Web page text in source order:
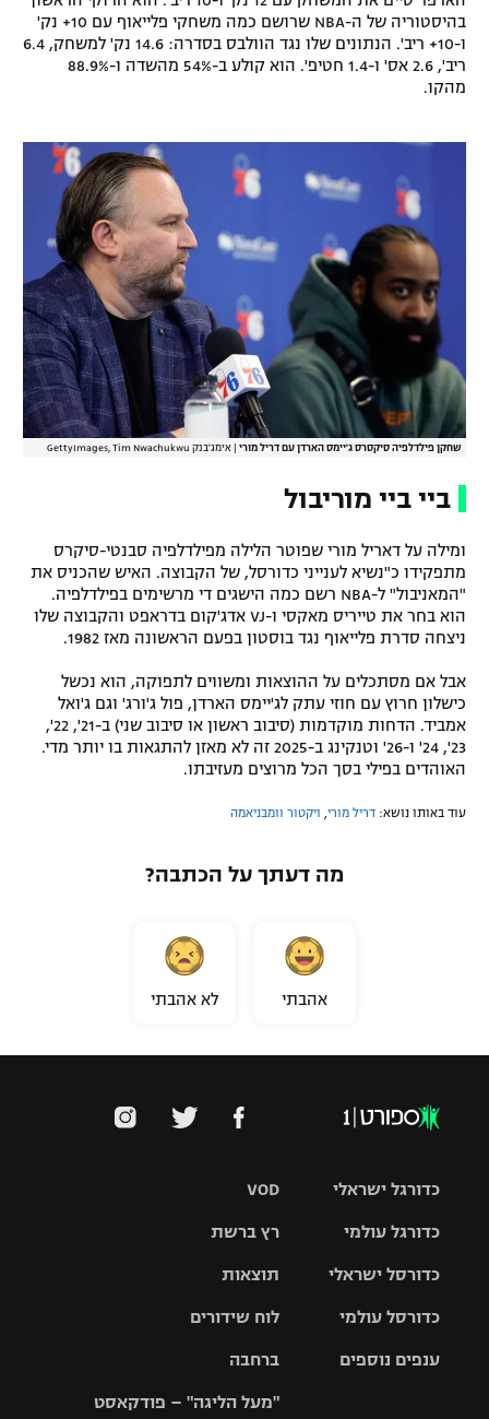
בהיסטוריה של ה-NBA שרושם כמה משחקי פלייאוף עם 10+ נק'
ו-10+ ריב'. הנתונים שלו נגד הוולבס בסדרה: 14.6 נק' למשחק, 6.4
ריב', 2.6 אס' ו-1.4 חטיפ'. הוא קולע ב-54% מהשדה ו-88.9%
מהקו.
שחקן פילדלפיה סיקסרס ג'יימס הארדן עם דריל מורי אימג'בנק GettyImages, Tim Nwachukwu
ביי ביי מוריבול
ומילה על דאריל מורי שפוטר הלילה מפילדלפיה סבנטי-סיקרס
מתפקידו כ"נשיא לענייני כדורסל, של הקבוצה. האיש שהכניס את
"המאניבול" ל-NBA רשם כמה הישגים די מרשימים בפילדלפיה.
הוא בחר את טייריס מאקסי ו-VJ אדג'קום בדראפט והקבוצה שלו
ניצחה סדרת פלייאוף נגד בוסטון בפעם הראשונה מאז 1982.
אבל אם מסתכלים על ההוצאות ומשווים לתפוקה, הוא נכשל
כישלון חרוץ עם חוזי עתק לג'יימס הארדן, פול ג'ורג' וגם ג'ואל
אמביד. הדחות מוקדמות (סיבוב ראשון או סיבוב שני) ב-21', 22',
23', 24' ו-26' וטנקינג ב-2025 זה לא מאזן להתגאות בו יותר מדי.
האוהדים בפילי בסך הכל מרוצים מעזיבתו.
עוד באותו נושא: דריל מורי ויקטור וומבניאמה
מה דעתך על הכתבה?
אהבתי לא אהבתי
VOD
רץ ברשת
תוצאות
לוח שידורים
ברחבה
"מעל הליגה" – פודקאסט
כדורגל ישראלי
גביע הטוטו
כדורגל עולמי
האלופות
ליגה
כדורסל ישראלי
סל
כדורסל עולמי
ענפים נוספים